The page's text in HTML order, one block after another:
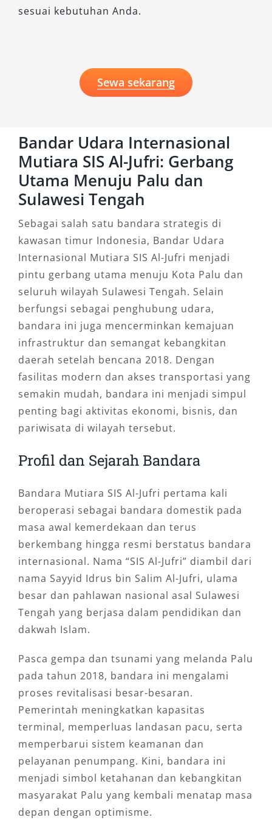
sesuai kebutuhan Anda.
Sewa sekarang
Bandar Udara Internasional
Mutiara SIS Al-Jufri: Gerbang
Utama Menuju Palu dan
Sulawesi Tengah
Sebagai salah satu bandara strategis di
kawasan timur Indonesia, Bandar Udara
Internasional Mutiara SIS Al-Jufri menjadi
pintu gerbang utama menuju Kota Palu dan
seluruh wilayah Sulawesi Tengah. Selain
berfungsi sebagai penghubung udara,
bandara ini juga mencerminkan kemajuan
infrastruktur dan semangat kebangkitan
daerah setelah bencana 2018. Dengan
fasilitas modern dan akses transportasi yang
semakin mudah, bandara ini menjadi simpul
penting bagi aktivitas ekonomi, bisnis, dan
pariwisata di wilayah tersebut.
Profil dan Sejarah Bandara
Bandara Mutiara SIS Al-Jufri pertama kali
beroperasi sebagai bandara domestik pada
masa awal kemerdekaan dan terus
berkembang hingga resmi berstatus bandara
internasional. Nama “SIS Al-Jufri” diambil dari
nama Sayyid Idrus bin Salim Al-Jufri, ulama
besar dan pahlawan nasional asal Sulawesi
Tengah yang berjasa dalam pendidikan dan
dakwah Islam.
Pasca gempa dan tsunami yang melanda Palu
pada tahun 2018, bandara ini mengalami
proses revitalisasi besar-besaran.
Pemerintah meningkatkan kapasitas
terminal, memperluas landasan pacu, serta
memperbarui sistem keamanan dan
pelayanan penumpang. Kini, bandara ini
menjadi simbol ketahanan dan kebangkitan
masyarakat Palu yang kembali menatap masa
depan dengan optimisme.